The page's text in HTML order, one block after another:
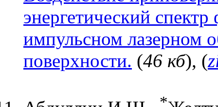
энергетический
импульсном лазерном
поверхности. (46 кб), (
*